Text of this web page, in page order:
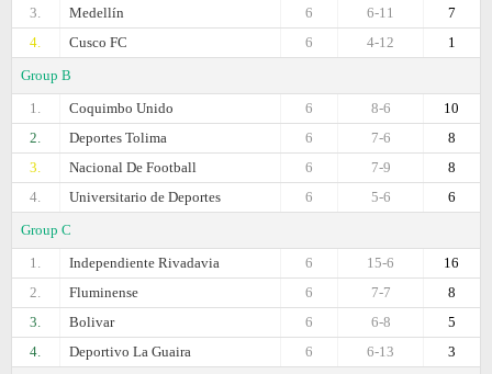
3.
Medellín 7
6-11
6
4.
Cusco FC 1
4-12
6
Group B
1.
Coquimbo Unido 10
8-6
6
2.
Deportes Tolima 8
7-6
6
3.
Nacional De Football 8
7-9
6
4.
Universitario de Deportes 6
5-6
6
Group C
1.
Independiente Rivadavia 16
15-6
6
2.
Fluminense 8
7-7
6
3.
Bolivar 5
6-8
6
4.
Deportivo La Guaira 3
6-13
6